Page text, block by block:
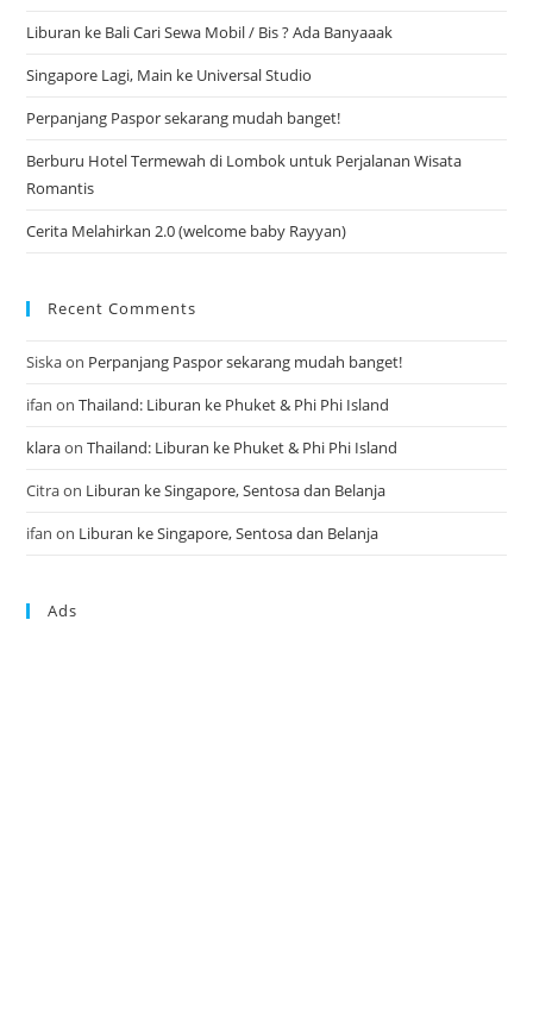
Liburan ke Bali Cari Sewa Mobil / Bis ? Ada Banyaaak
Singapore Lagi, Main ke Universal Studio
Perpanjang Paspor sekarang mudah banget!
Berburu Hotel Termewah di Lombok untuk Perjalanan Wisata
Romantis
Cerita Melahirkan 2.0 (welcome baby Rayyan)
Recent Comments
Siskaon Perpanjang Paspor sekarang mudah banget!
ifan onThailand: Liburan ke Phuket & Phi Phi Island
klaraonThailand: Liburan ke Phuket & Phi Phi Island
Citraon Liburan ke Singapore, Sentosa dan Belanja
ifan on Liburan ke Singapore, Sentosa dan Belanja
Ads